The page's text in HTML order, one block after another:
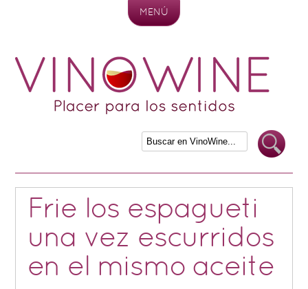
MENÚ
Frie los espagueti
una vez escurridos
en el mismo aceite